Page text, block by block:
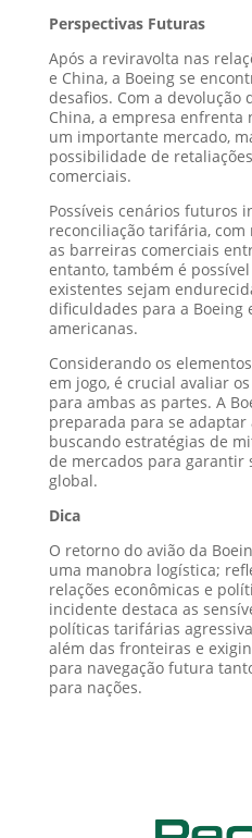
Perspectivas Futuras
Após a reviravolta nas
e China, a Boeing se
desafios. Com a devolução
China, a empresa enfrenta
um importante mercado,
possibilidade de
comerciais.
Possíveis cenários futuros
reconciliação tarifária,
as barreiras comerciais
entanto, também é
existentes sejam
dificuldades para a Boeing
americanas.
Considerando os
em jogo, é crucial avaliar
para ambas as partes. A
preparada para se
buscando estratégias de
de mercados para garantir
global.
Dica
O retorno do avião da
uma manobra logística;
relações econômicas e
incidente destaca as
políticas tarifárias
além das fronteiras e
para navegação futura
para nações.